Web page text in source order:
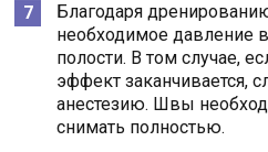
Благодаря
необходимое давление
полости. В том случае,
эффект заканчивается,
анестезию. Швы
снимать полностью.